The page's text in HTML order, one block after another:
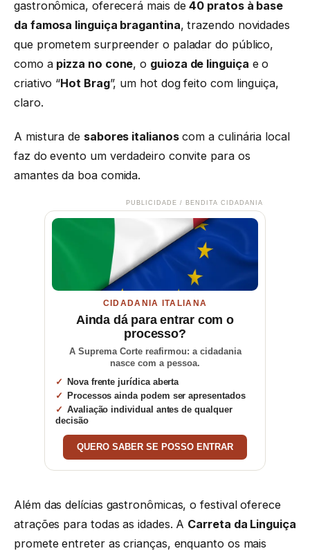
gastronômica, oferecerá mais de40 pratos à base
da famosa linguiça bragantina, trazendo novidades
que prometem surpreender o paladar do público,
como a pizza no cone, o guioza de linguiça e o
criativo “Hot Brag”, um hot dog feito com linguiça,
claro.
A mistura de sabores italianoscom a culinária local
faz do evento um verdadeiro convite para os
amantes da boa comida.
PUBLICIDADE / BENDITA CIDADANIA
CIDADANIA ITALIANA
Ainda dá para entrar com o
processo?
A Suprema Corte reafirmou: a cidadania
nasce com a pessoa.
Nova frente jurídica aberta
Processos ainda podem ser apresentados
Avaliação individual antes de qualquer
decisão
QUERO SABER SE POSSO ENTRAR
Além das delícias gastronômicas, o festival oferece
atrações para todas as idades. A Carreta da Linguiça
promete entreter as crianças, enquanto os mais